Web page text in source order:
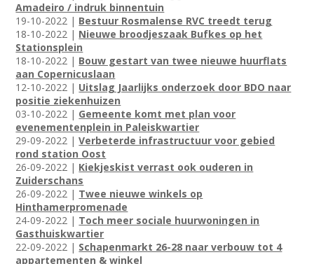
Amadeiro / indruk binnentuin
19-10-2022 | Bestuur Rosmalense RVC treedt terug
18-10-2022 | Nieuwe broodjeszaak Bufkes op het
Stationsplein
18-10-2022 | Bouw gestart van twee nieuwe huurflats
aan Copernicuslaan
12-10-2022 | Uitslag Jaarlijks onderzoek door BDO naar
positie ziekenhuizen
03-10-2022 | Gemeente komt met plan voor
evenementenplein in Paleiskwartier
29-09-2022 |Verbeterde infrastructuur voor gebied
rond station Oost
26-09-2022 | Kiekjeskist verrast ook ouderen in
Zuiderschans
26-09-2022 | Twee nieuwe winkels op
Hinthamerpromenade
24-09-2022 | Toch meer sociale huurwoningen in
Gasthuiskwartier
22-09-2022 | Schapenmarkt 26-28 naar verbouw tot 4
appartementen & winkel